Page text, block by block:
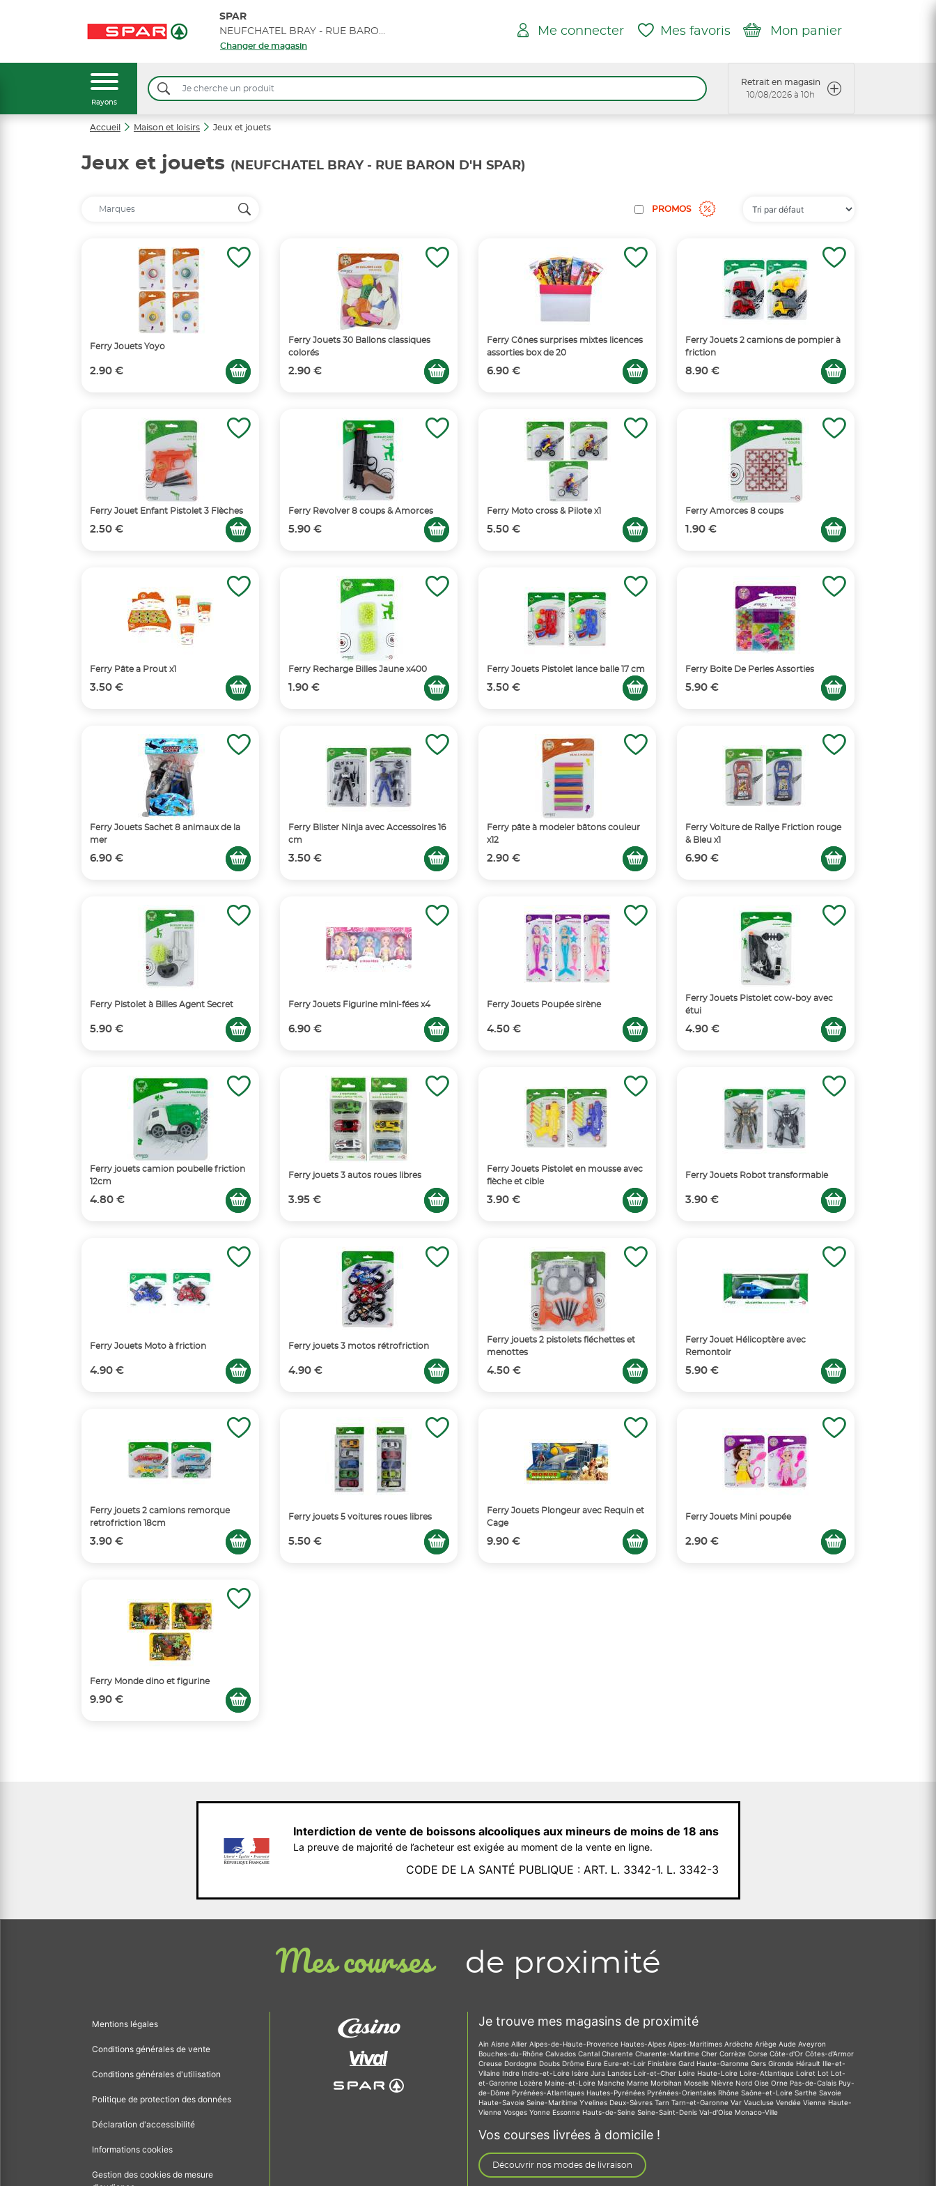
SPAR
NEUFCHATEL BRAY - RUE BARON D'H SPAR
Changer de magasin
Me connecter Mes favoris Mon panier
Rayons
Retrait en magasin
10/08/2026 à 10h
Accueil Maison et loisirs Jeux et jouets
Jeux et jouets (NEUFCHATEL BRAY - RUE BARON D'H SPAR)
PROMOS
Ferry Jouets Yoyo
2.90 €
Ferry Jouets 30 Ballons classiques
colorés
2.90 €
Ferry Cônes surprises mixtes licences
assorties box de 20
6.90 €
Ferry Jouets 2 camions de pompier à
friction
8.90 €
Ferry Jouet Enfant Pistolet 3 Flèches
2.50 €
Ferry Revolver 8 coups & Amorces
5.90 €
Ferry Moto cross & Pilote x1
5.50 €
Ferry Amorces 8 coups
1.90 €
Ferry Pâte a Prout x1
3.50 €
Ferry Recharge Billes Jaune x400
1.90 €
Ferry Jouets Pistolet lance balle 17 cm
3.50 €
Ferry Boite De Perles Assorties
5.90 €
Ferry Jouets Sachet 8 animaux de la
mer
6.90 €
Ferry Blister Ninja avec Accessoires 16
cm
3.50 €
Ferry pâte à modeler bâtons couleur
x12
2.90 €
Ferry Voiture de Rallye Friction rouge
& Bleu x1
6.90 €
Ferry Pistolet à Billes Agent Secret
5.90 €
Ferry Jouets Figurine mini-fées x4
6.90 €
Ferry Jouets Poupée sirène
4.50 €
Ferry Jouets Pistolet cow-boy avec
étui
4.90 €
Ferry jouets camion poubelle friction
12cm
4.80 €
Ferry jouets 3 autos roues libres
3.95 €
Ferry Jouets Pistolet en mousse avec
flèche et cible
3.90 €
Ferry Jouets Robot transformable
3.90 €
Ferry Jouets Moto à friction
4.90 €
Ferry jouets 3 motos rétrofriction
4.90 €
Ferry jouets 2 pistolets fléchettes et
menottes
4.50 €
Ferry Jouet Hélicoptère avec
Remontoir
5.90 €
Ferry jouets 2 camions remorque
retrofriction 18cm
3.90 €
Ferry jouets 5 voitures roues libres
5.50 €
Ferry Jouets Plongeur avec Requin et
Cage
9.90 €
Ferry Jouets Mini poupée
2.90 €
Ferry Monde dino et figurine
9.90 €
Interdiction de vente de boissons alcooliques aux mineurs de moins de 18 ans
La preuve de majorité de l’acheteur est exigée au moment de la vente en ligne.
CODE DE LA SANTÉ PUBLIQUE : ART. L. 3342-1. L. 3342-3
Mes courses de proximité
Mentions légales
Conditions générales de vente
Conditions générales d'utilisation
Politique de protection des données
Déclaration d'accessibilité
Informations cookies
Gestion des cookies de mesure
Je trouve mes magasins de proximité
Ain Aisne Allier Alpes-de-Haute-Provence Hautes-Alpes Alpes-Maritimes Ardèche Ariège Aude Aveyron
Bouches-du-Rhône Calvados Cantal Charente Charente-Maritime Cher Corrèze Corse Côte-d'Or Côtes-d'Armor
Creuse Dordogne Doubs Drôme Eure Eure-et-Loir Finistère Gard Haute-Garonne Gers Gironde Hérault Ille-et-
Vilaine Indre Indre-et-Loire Isère Jura Landes Loir-et-Cher Loire Haute-Loire Loire-Atlantique Loiret Lot Lot-
et-Garonne Lozère Maine-et-Loire Manche Marne Morbihan Moselle Nièvre Nord Oise Orne Pas-de-Calais Puy-
de-Dôme Pyrénées-Atlantiques Hautes-Pyrénées Pyrénées-Orientales Rhône Saône-et-Loire Sarthe Savoie
Haute-Savoie Seine-Maritime Yvelines Deux-Sèvres Tarn Tarn-et-Garonne Var Vaucluse Vendée Vienne Haute-
Vienne Vosges Yonne Essonne Hauts-de-Seine Seine-Saint-Denis Val-d'Oise Monaco-Ville
Vos courses livrées à domicile !
Découvrir nos modes de livraison